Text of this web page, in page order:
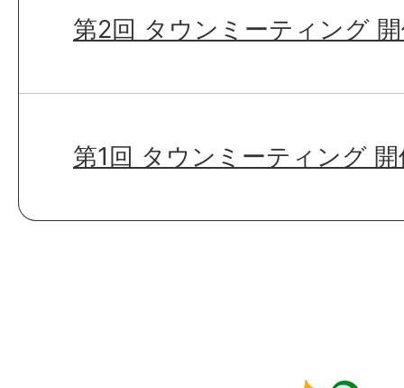
第2回 タウンミーティング
第1回 タウンミーティング